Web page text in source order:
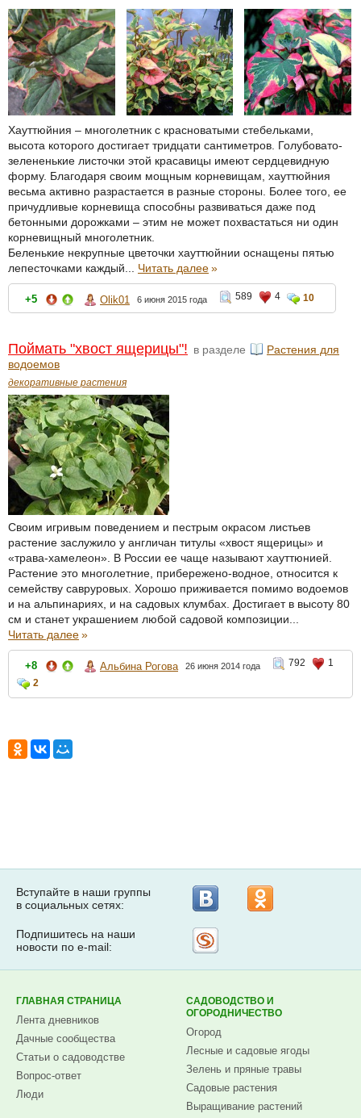
Хауттюйния – многолетник с красноватыми стебельками,
высота которого достигает тридцати сантиметров. Голубовато-
зелененькие листочки этой красавицы имеют сердцевидную
форму. Благодаря своим мощным корневищам, хауттюйния
весьма активно разрастается в разные стороны. Более того, ее
причудливые корневища способны развиваться даже под
бетонными дорожками – этим не может похвастаться ни один
корневищный многолетник.
Беленькие некрупные цветочки хауттюйнии оснащены пятью
лепесточками каждый... Читать далее»
+5 Olik01 6 июня 2015 года 589 4 10
Поймать "хвост ящерицы"! в разделе
Растения для
водоемов
декоративные растения
Своим игривым поведением и пестрым окрасом листьев
растение заслужило у англичан титулы «хвост ящерицы» и
«трава-хамелеон». В России ее чаще называют хауттюнией.
Растение это многолетние, прибережено-водное, относится к
семейству савруровых. Хорошо приживается помимо водоемов
и на альпинариях, и на садовых клумбах. Достигает в высоту 80
см и станет украшением любой садовой композиции...
Читать далее»
+8 Альбина Рогова 26 июня 2014 года 792
1
2
Вступайте в наши группы
в социальных сетях:
Подпишитесь на наши
новости по e-mail:
ГЛАВНАЯ СТРАНИЦА
Лента дневников
Дачные сообщества
Статьи о садоводстве
Вопрос-ответ
Люди
САДОВОДСТВО И
ОГОРОДНИЧЕСТВО
Огород
Лесные и садовые ягоды
Зелень и пряные травы
Садовые растения
Выращивание растений